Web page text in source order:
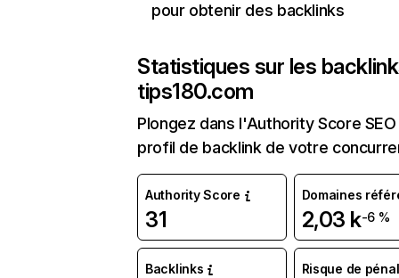
pour obtenir des backlinks
Statistiques sur les
tips180.com
Plongez dans l'Authority Score
profil de backlink de votre
Authority Score
31
Domaines
2,03 k-6 %
Backlinks
Risque de